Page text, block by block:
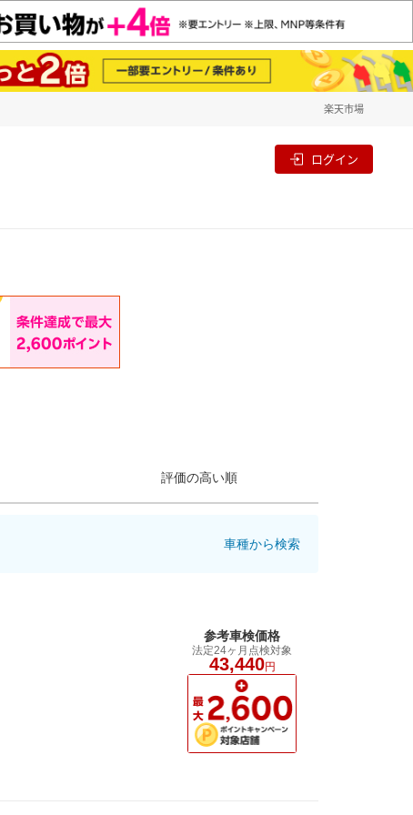
楽天市場
ログイン
評価の高い順
車種から検索
参考車検価格
法定24ヶ月点検対象
43,440円